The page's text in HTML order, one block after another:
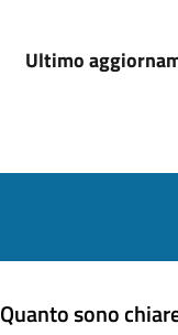
Ultimo
Quanto sono